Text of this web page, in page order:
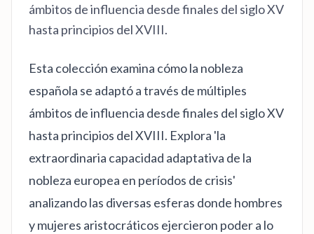
ámbitos de influencia desde finales del siglo XV
hasta principios del XVIII.
Esta colección examina cómo la nobleza
española se adaptó a través de múltiples
ámbitos de influencia desde finales del siglo XV
hasta principios del XVIII. Explora 'la
extraordinaria capacidad adaptativa de la
nobleza europea en períodos de crisis'
analizando las diversas esferas donde hombres
y mujeres aristocráticos ejercieron poder a lo